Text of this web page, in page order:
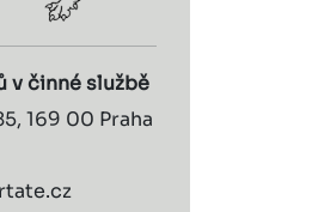
v činné službě
169 00 Praha